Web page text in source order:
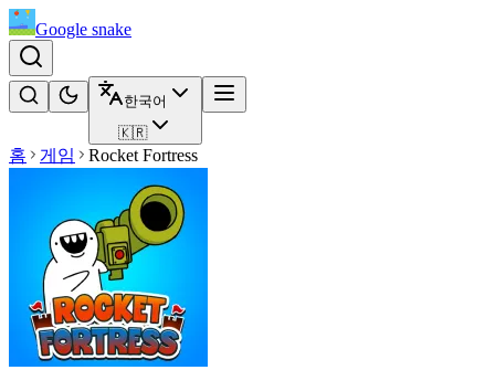
Google snake
한국어
🇰🇷
홈 게임 Rocket Fortress